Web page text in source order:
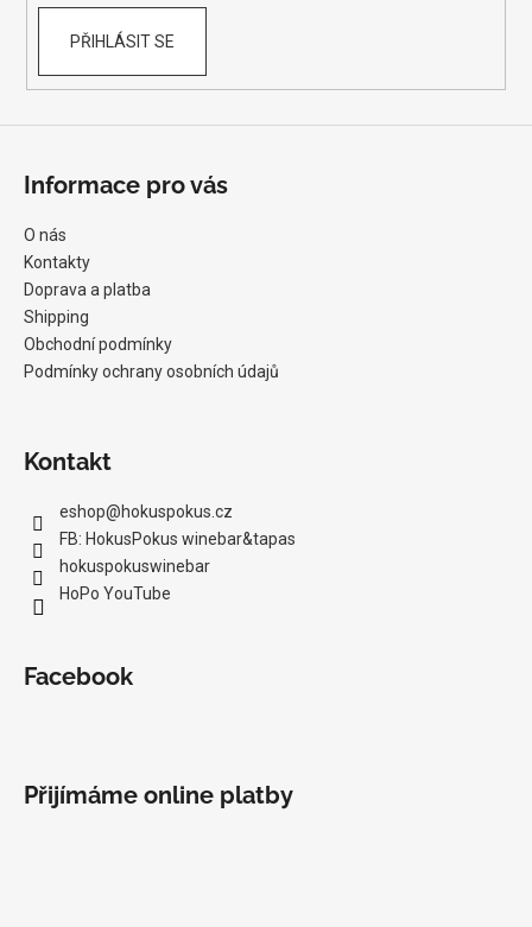
PŘIHLÁSIT SE
Informace pro vás
O nás
Kontakty
Doprava a platba
Shipping
Obchodní podmínky
Podmínky ochrany osobních údajů
Kontakt
eshop@hokuspokus.cz
FB: HokusPokus winebar&tapas
hokuspokuswinebar
HoPo YouTube
Facebook
Přijímáme online platby